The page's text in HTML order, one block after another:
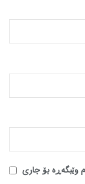
وێبگەڕە بۆ جاری